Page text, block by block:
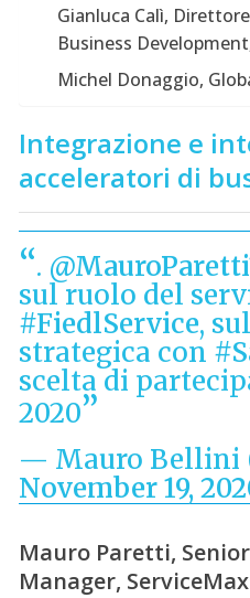
Gianluca Calì,
Business
Michel Donaggio,
Integrazione e
acceleratori di
.
sul ruolo del
#FiedlService,
strategica con
scelta di
2020
— Mauro Bellini
November 19,
Mauro Paretti, Senior
Manager, ServiceMax